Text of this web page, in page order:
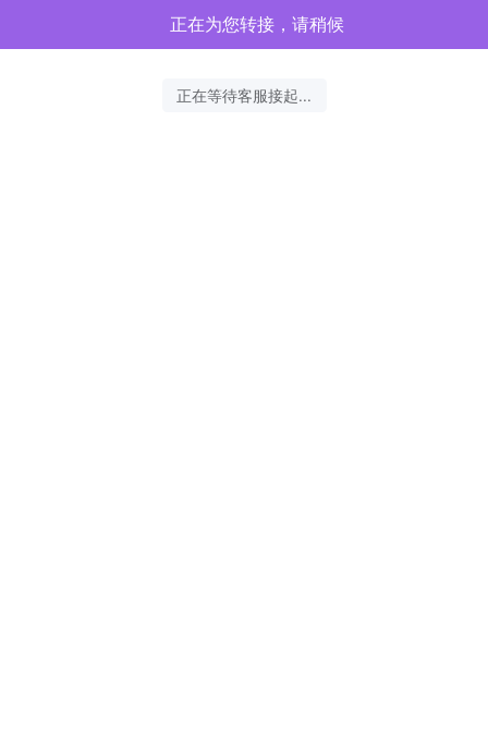
正在为您转接，请稍候
正在等待客服接起...